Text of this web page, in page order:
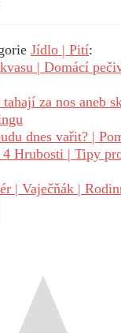
Jídlo | Pití:
| Domácí
za nos aneb
dnes vařit? |
Hrubosti | Tipy
| Vaječňák |